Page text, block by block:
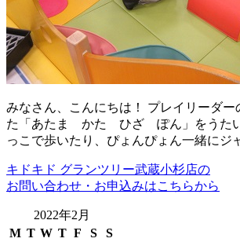
みなさん、こんにちは！ プレイリーダ
た「あたま かた ひざ ぽん」をうたい
っこで歩いたり、ぴょんぴょん一緒に
キドキド グランツリー武蔵小杉店の
お問い合わせ・お申込みはこちらから
2022年2月
M T W T F S
S